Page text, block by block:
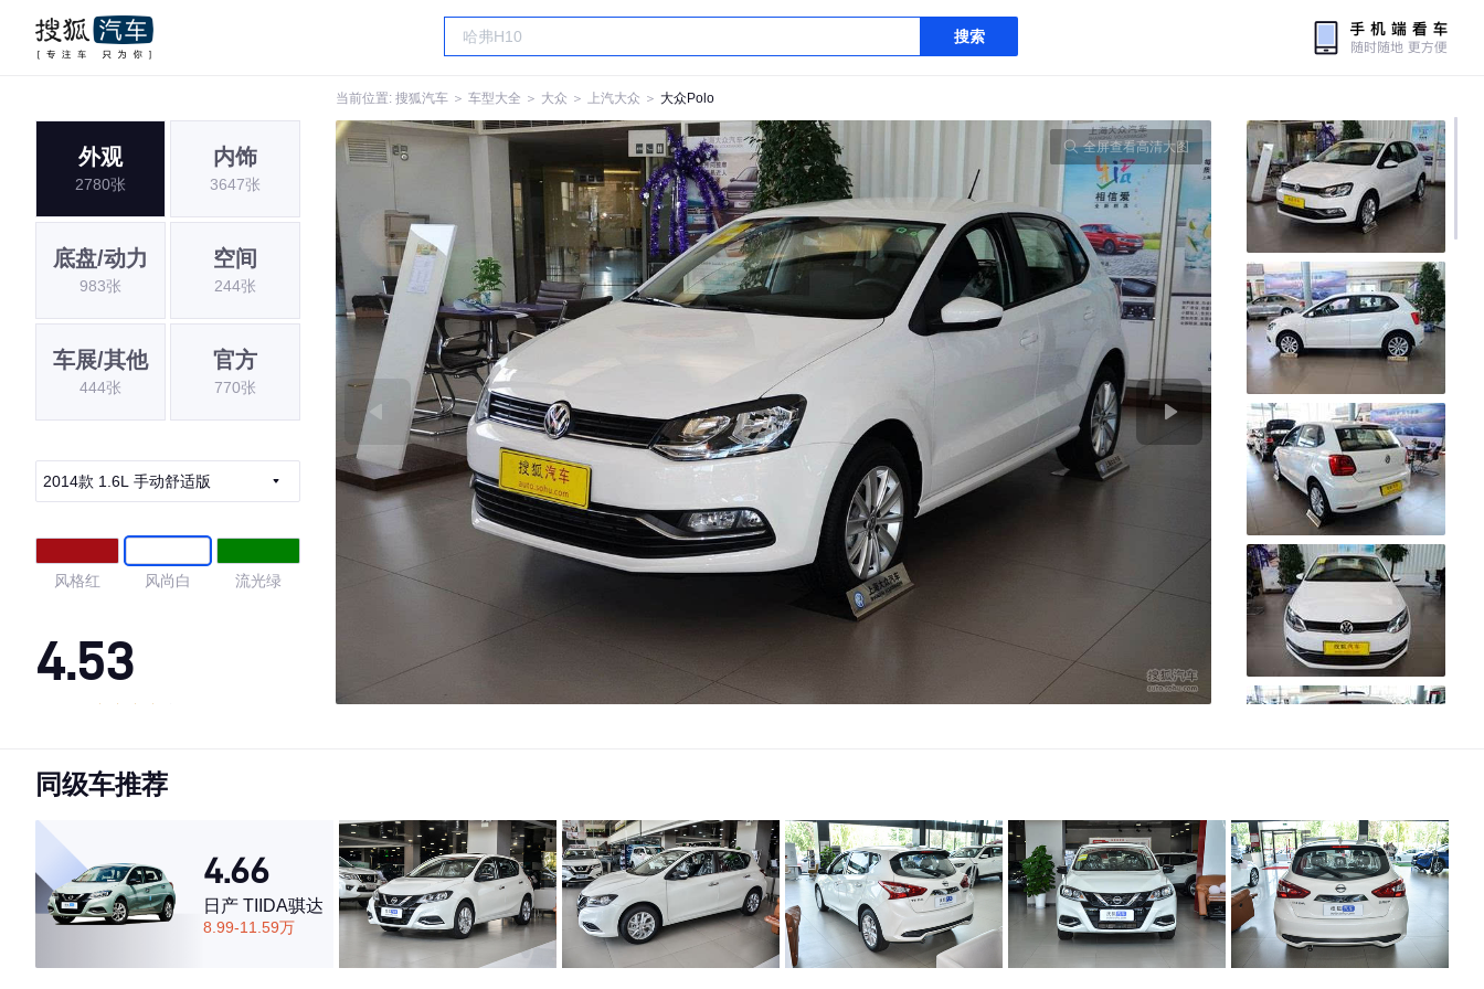
搜索
当前位置: 搜狐汽车 ＞ 车型大全 ＞ 大众 ＞ 上汽大众 ＞ 大众Polo
外观
2780张
内饰
3647张
底盘/动力
983张
空间
244张
车展/其他
444张
官方
770张
2014款 1.6L 手动舒适版
风格红 风尚白 流光绿
4.53
·内饰表现较为优秀，优于62%同级车
·空间表现一般，低于54%同级车
全屏查看高清大图
同级车推荐
4.66
日产 TIIDA骐达
8.99-11.59万